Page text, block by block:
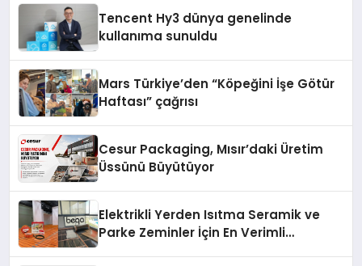
Tencent Hy3 dünya genelinde
kullanıma sunuldu
Mars Türkiye’den “Köpeğini İşe Götür
Haftası” çağrısı
Cesur Packaging, Mısır’daki Üretim
Üssünü Büyütüyor
Elektrikli Yerden Isıtma Seramik ve
Parke Zeminler İçin En Verimli